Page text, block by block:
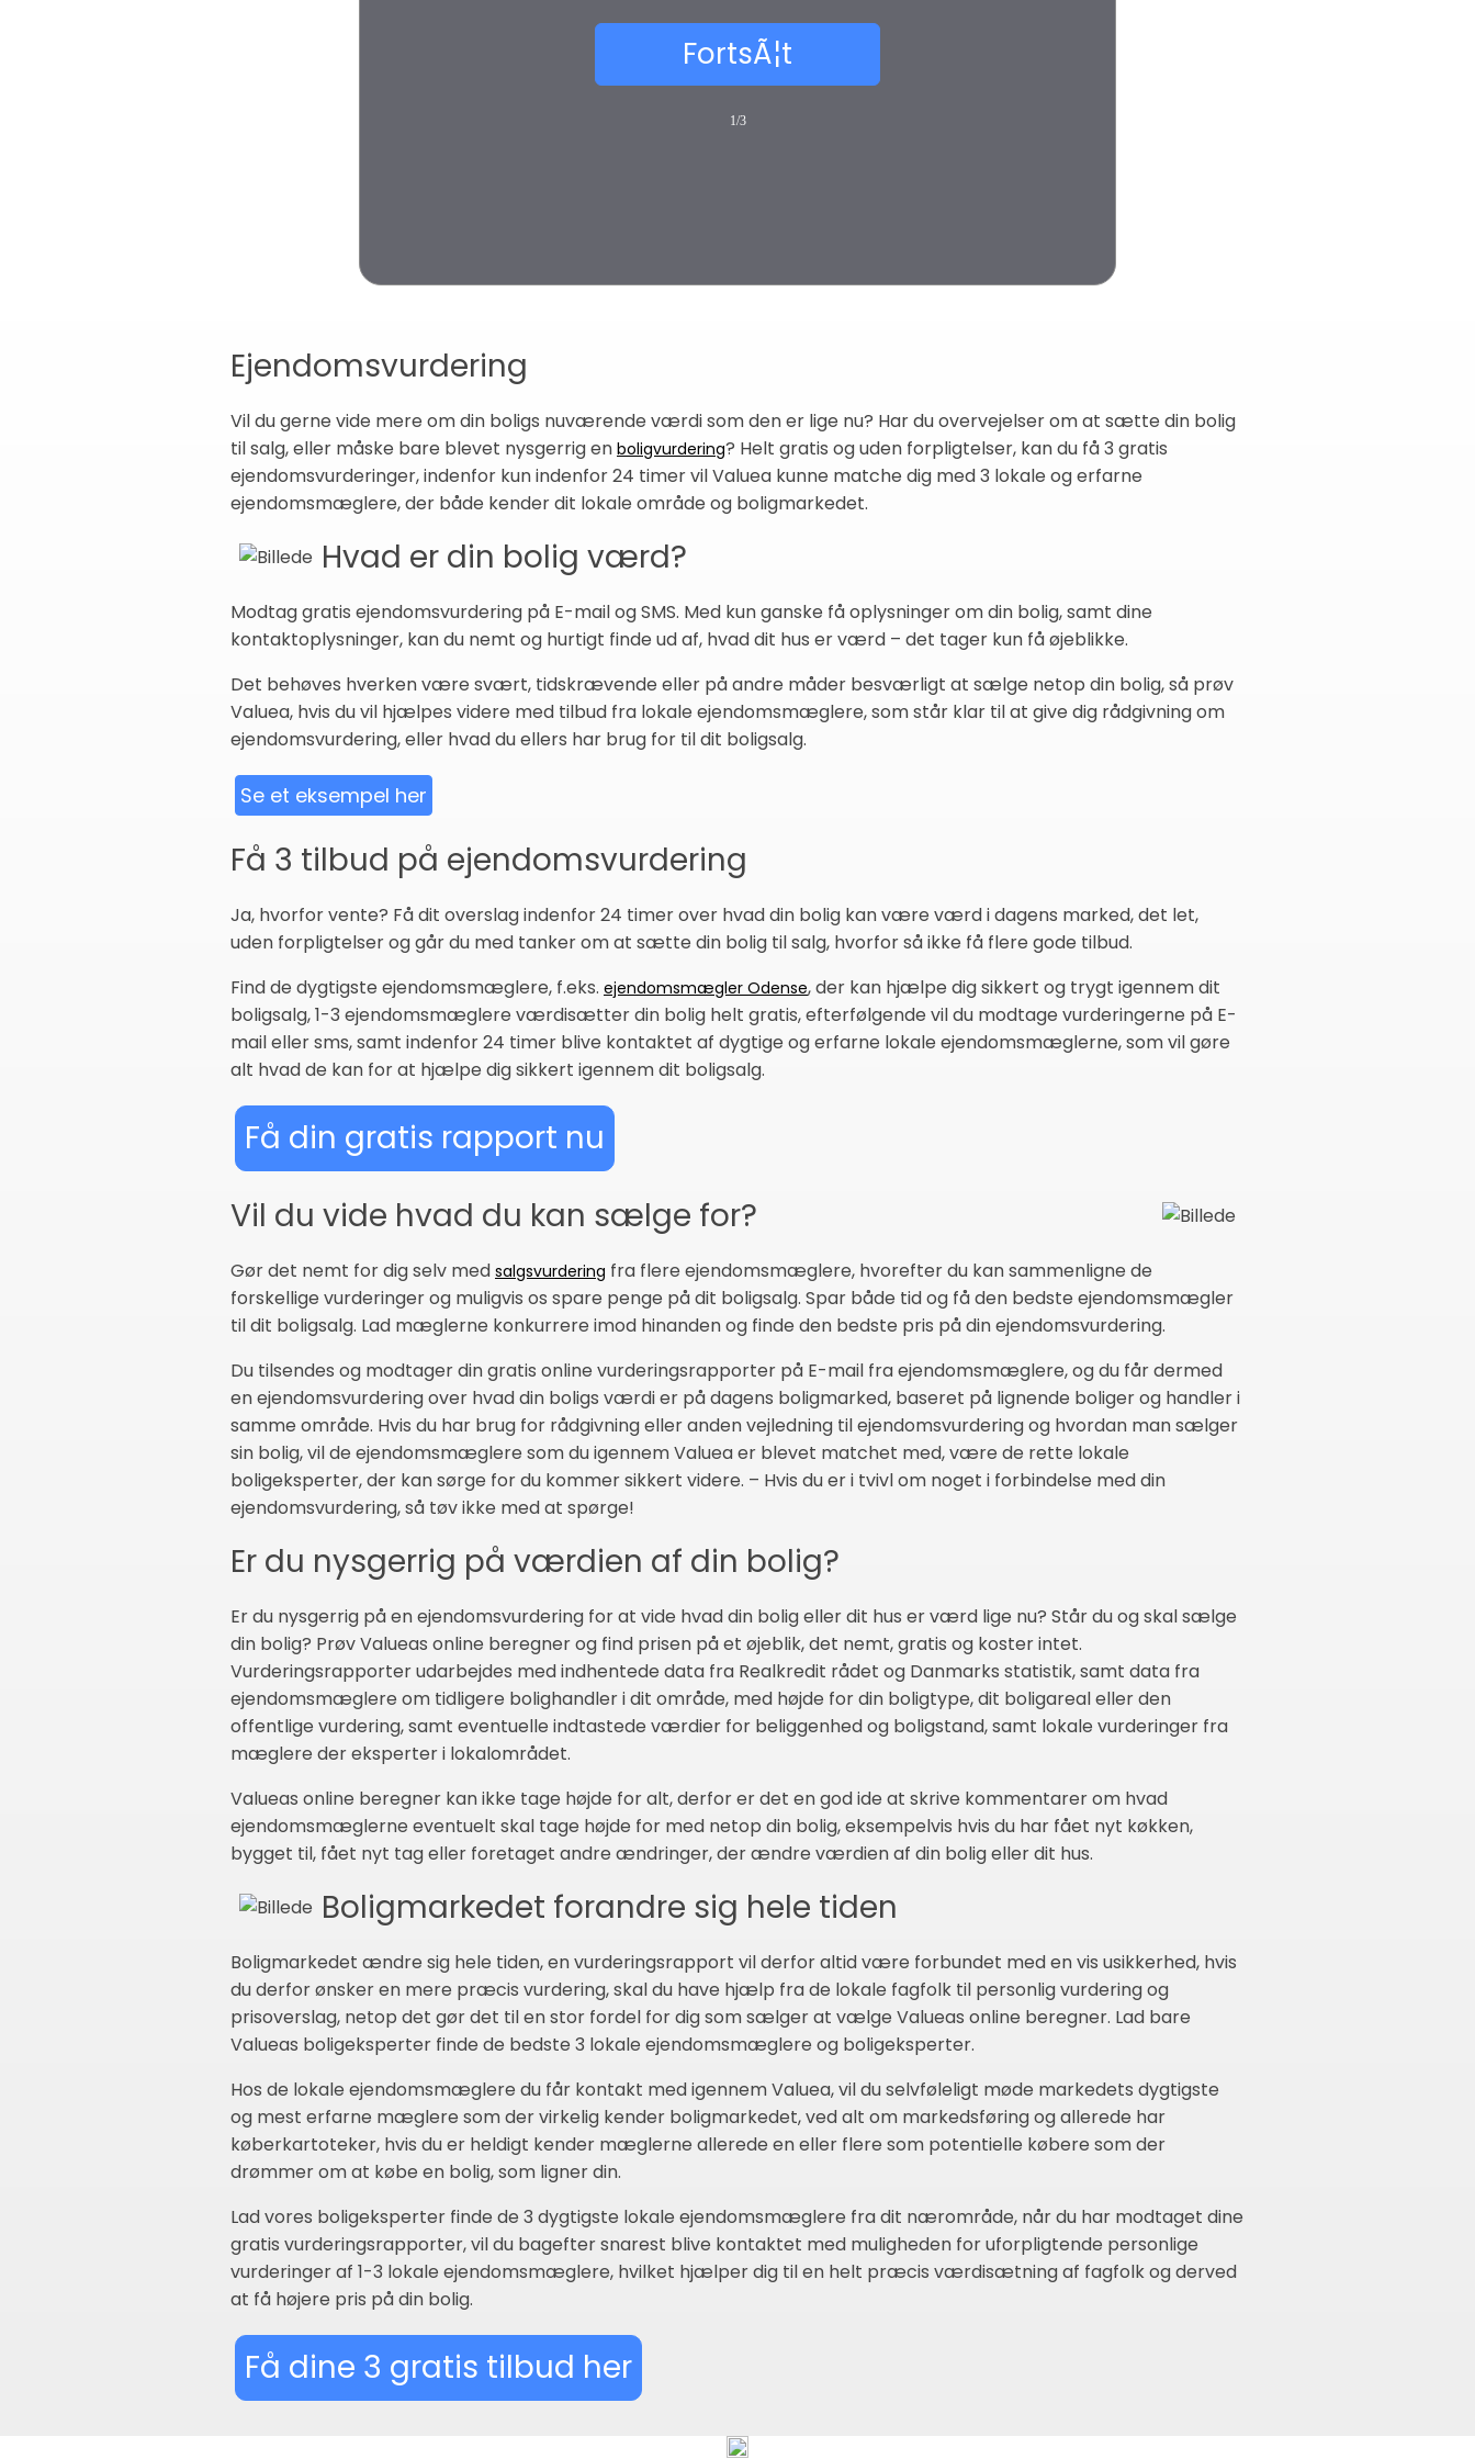
1/3
Ejendomsvurdering
Vil du gerne vide mere om din boligs nuværende værdi som den er lige nu? Har du overvejelser om at sætte din bolig
til salg, eller måske bare blevet nysgerrig en boligvurdering? Helt gratis og uden forpligtelser, kan du få 3 gratis
ejendomsvurderinger, indenfor kun indenfor 24 timer vil Valuea kunne matche dig med 3 lokale og erfarne
ejendomsmæglere, der både kender dit lokale område og boligmarkedet.
Hvad er din bolig værd?
Modtag gratis ejendomsvurdering på E-mail og SMS. Med kun ganske få oplysninger om din bolig, samt dine
kontaktoplysninger, kan du nemt og hurtigt finde ud af, hvad dit hus er værd – det tager kun få øjeblikke.
Det behøves hverken være svært, tidskrævende eller på andre måder besværligt at sælge netop din bolig, så prøv
Valuea, hvis du vil hjælpes videre med tilbud fra lokale ejendomsmæglere, som står klar til at give dig rådgivning om
ejendomsvurdering, eller hvad du ellers har brug for til dit boligsalg.
Se et eksempel her
Få 3 tilbud på ejendomsvurdering
Ja, hvorfor vente? Få dit overslag indenfor 24 timer over hvad din bolig kan være værd i dagens marked, det let,
uden forpligtelser og går du med tanker om at sætte din bolig til salg, hvorfor så ikke få flere gode tilbud.
Find de dygtigste ejendomsmæglere, f.eks. ejendomsmægler Odense, der kan hjælpe dig sikkert og trygt igennem dit
boligsalg, 1-3 ejendomsmæglere værdisætter din bolig helt gratis, efterfølgende vil du modtage vurderingerne på E-
mail eller sms, samt indenfor 24 timer blive kontaktet af dygtige og erfarne lokale ejendomsmæglerne, som vil gøre
alt hvad de kan for at hjælpe dig sikkert igennem dit boligsalg.
Få din gratis rapport nu
Vil du vide hvad du kan sælge for?
Gør det nemt for dig selv med salgsvurdering fra flere ejendomsmæglere, hvorefter du kan sammenligne de
forskellige vurderinger og muligvis os spare penge på dit boligsalg. Spar både tid og få den bedste ejendomsmægler
til dit boligsalg. Lad mæglerne konkurrere imod hinanden og finde den bedste pris på din ejendomsvurdering.
Du tilsendes og modtager din gratis online vurderingsrapporter på E-mail fra ejendomsmæglere, og du får dermed
en ejendomsvurdering over hvad din boligs værdi er på dagens boligmarked, baseret på lignende boliger og handler i
samme område. Hvis du har brug for rådgivning eller anden vejledning til ejendomsvurdering og hvordan man sælger
sin bolig, vil de ejendomsmæglere som du igennem Valuea er blevet matchet med, være de rette lokale
boligeksperter, der kan sørge for du kommer sikkert videre. – Hvis du er i tvivl om noget i forbindelse med din
ejendomsvurdering, så tøv ikke med at spørge!
Er du nysgerrig på værdien af din bolig?
Er du nysgerrig på en ejendomsvurdering for at vide hvad din bolig eller dit hus er værd lige nu? Står du og skal sælge
din bolig? Prøv Valueas online beregner og find prisen på et øjeblik, det nemt, gratis og koster intet.
Vurderingsrapporter udarbejdes med indhentede data fra Realkredit rådet og Danmarks statistik, samt data fra
ejendomsmæglere om tidligere bolighandler i dit område, med højde for din boligtype, dit boligareal eller den
offentlige vurdering, samt eventuelle indtastede værdier for beliggenhed og boligstand, samt lokale vurderinger fra
mæglere der eksperter i lokalområdet.
Valueas online beregner kan ikke tage højde for alt, derfor er det en god ide at skrive kommentarer om hvad
ejendomsmæglerne eventuelt skal tage højde for med netop din bolig, eksempelvis hvis du har fået nyt køkken,
bygget til, fået nyt tag eller foretaget andre ændringer, der ændre værdien af din bolig eller dit hus.
Boligmarkedet forandre sig hele tiden
Boligmarkedet ændre sig hele tiden, en vurderingsrapport vil derfor altid være forbundet med en vis usikkerhed, hvis
du derfor ønsker en mere præcis vurdering, skal du have hjælp fra de lokale fagfolk til personlig vurdering og
prisoverslag, netop det gør det til en stor fordel for dig som sælger at vælge Valueas online beregner. Lad bare
Valueas boligeksperter finde de bedste 3 lokale ejendomsmæglere og boligeksperter.
Hos de lokale ejendomsmæglere du får kontakt med igennem Valuea, vil du selvføleligt møde markedets dygtigste
og mest erfarne mæglere som der virkelig kender boligmarkedet, ved alt om markedsføring og allerede har
køberkartoteker, hvis du er heldigt kender mæglerne allerede en eller flere som potentielle købere som der
drømmer om at købe en bolig, som ligner din.
Lad vores boligeksperter finde de 3 dygtigste lokale ejendomsmæglere fra dit nærområde, når du har modtaget dine
gratis vurderingsrapporter, vil du bagefter snarest blive kontaktet med muligheden for uforpligtende personlige
vurderinger af 1-3 lokale ejendomsmæglere, hvilket hjælper dig til en helt præcis værdisætning af fagfolk og derved
at få højere pris på din bolig.
Få dine 3 gratis tilbud her